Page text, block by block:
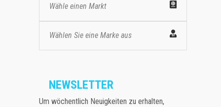
Wähle einen Markt
Wählen Sie eine Marke aus
NEWSLETTER
Um wöchentlich Neuigkeiten zu erhalten,